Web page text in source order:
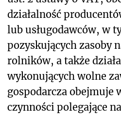
działalność
lub usługodawców, w
pozyskujących zasoby
rolników, a także
wykonujących wolne
gospodarcza obejmuje
czynności polegające